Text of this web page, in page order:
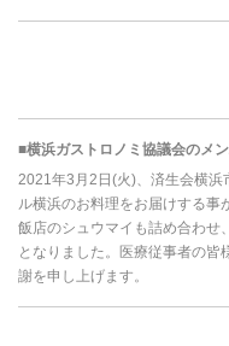
■横浜ガストロノミ協議会のメ
2021年3月2日(火)、済生会横浜
ル横浜のお料理をお届けする事
飯店のシュウマイも詰め合わせ
となりました。医療従事者の
謝を申し上げます。